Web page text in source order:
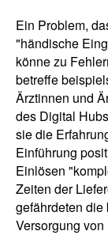
Ein Problem,
"händische
könne zu
betreffe
Ärztinnen und
des Digital
sie die
Einführung
Einlösen
Zeiten der
gefährdeten
Versorgung